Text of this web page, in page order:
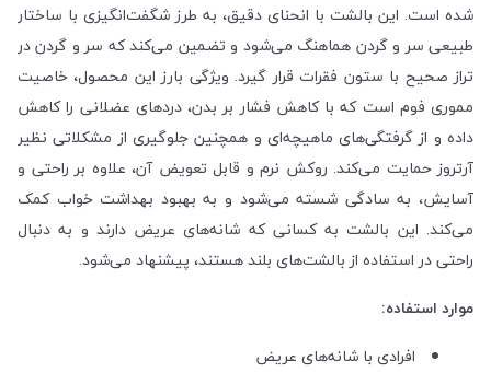
شده است. این بالشت با انحنای دقیق، به طرز شگفت‌انگیزی با ساختار
طبیعی سر و گردن هماهنگ می‌شود و تضمین می‌کند که سر و گردن در
تراز صحیح با ستون فقرات قرار گیرد. ویژگی بارز این محصول، خاصیت
مموری فوم است که با کاهش فشار بر بدن، دردهای عضلانی را کاهش
داده و از گرفتگی‌های ماهیچه‌ای و همچنین جلوگیری از مشکلاتی نظیر
آرتروز حمایت می‌کند. روکش نرم و قابل تعویض آن، علاوه بر راحتی و
آسایش، به سادگی شسته می‌شود و به بهبود بهداشت خواب کمک
می‌کند. این بالشت به کسانی که شانه‌های عریض دارند و به دنبال
راحتی در استفاده از بالشت‌های بلند هستند، پیشنهاد می‌شود.
موارد استفاده:
افرادی با شانه‌های عریض